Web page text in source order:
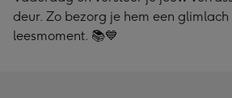
deur. Zo bezorg je hem een glimlach
leesmoment. 📚💙